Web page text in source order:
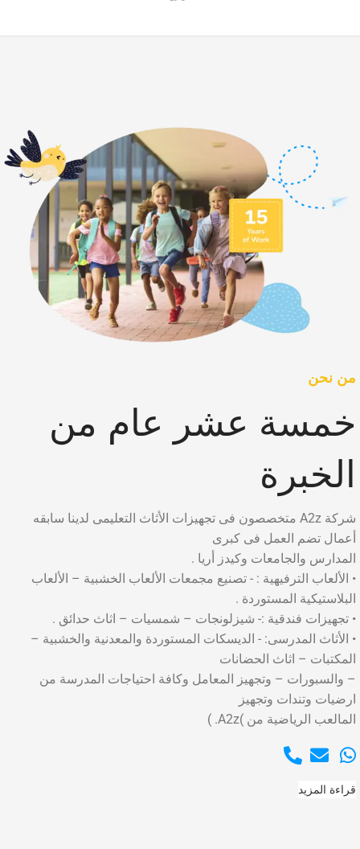
من نحن
خمسة عشر عام من
الخبرة
شركة A2z متخصصون فى تجهيزات الأثاث التعليمى لدينا سابقه
أعمال تضم العمل فى كبرى
المدارس والجامعات وكيدز أريا .
• الألعاب الترفيهية : - تصنيع مجمعات الألعاب الخشبية – الألعاب
البلاستيكية المستوردة .
• تجهيزات فندقية :- شيزلونجات – شمسيات – اثاث حدائق .
• الأثاث المدرسى: - الديسكات المستوردة والمعدنية والخشبية –
المكتبات – اثاث الحضانات
– والسبورات – وتجهيز المعامل وكافة احتياجات المدرسة من
ارضيات وتندات وتجهيز
المالعب الرياضية من )A2z. )
قراءة المزيد